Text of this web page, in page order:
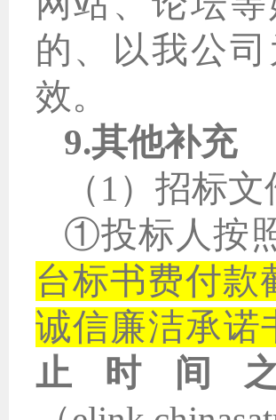
的、以我公
效。
9.其他补充
（1）招标
①投标人按
台标书费付款
诚信廉洁承诺
止时间